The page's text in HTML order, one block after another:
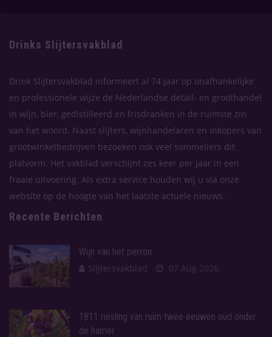
Drinks Slijtersvakblad
Drink Slijtersvakblad informeert al 74 jaar op onafhankelijke
en professionele wijze de Nederlandse detail- en groothandel
in wijn, bier, gedistilleerd en frisdranken in de ruimste zin
van het woord. Naast slijters, wijnhandelaren en inkopers van
grootwinkelbedrijven bezoeken ook veel sommeliers dit
platvorm. Het vakblad verschijnt zes keer per jaar in een
fraaie uitvoering. Als extra service houden wij u via onze
website op de hoogte van het laatste actuele nieuws.
Recente Berichten
Wijn van het perron
Slijtersvakblad
07 Aug 2026
1811 riesling van ruim twee eeuwen oud onder
de hamer